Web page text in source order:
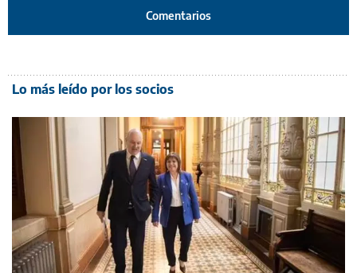
Comentarios
Lo más leído por los socios